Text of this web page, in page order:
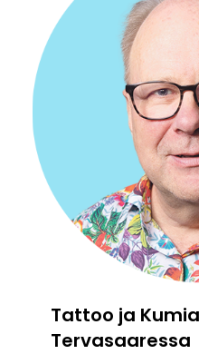
Tattoo ja
Tervasaaressa